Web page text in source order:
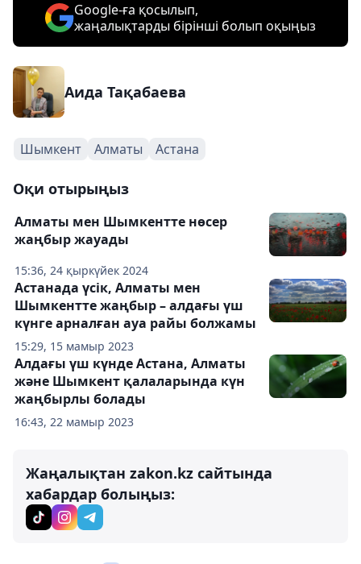
Google-ға қосылып,
жаңалықтарды бірінші болып оқыңыз
Аида Тақабаева
Шымкент Алматы Астана
Оқи отырыңыз
15:36, 24 қыркүйек 2024
Алматы мен Шымкентте нөсер
жаңбыр жауады
15:29, 15 мамыр 2023
Астанада үсік, Алматы мен
Шымкентте жаңбыр – алдағы үш
күнге арналған ауа райы болжамы
16:43, 22 мамыр 2023
Алдағы үш күнде Астана, Алматы
және Шымкент қалаларында күн
жаңбырлы болады
Жаңалықтан zakon.kz сайтында
хабардар болыңыз: